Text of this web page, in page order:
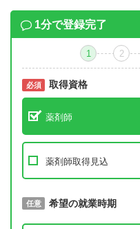
1分で登録完了
1 2
必須 取得資格
薬剤師
薬剤師取得見込
必須 取得予定年
任意 希望の就業時期